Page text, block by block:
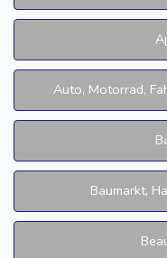
Auto, Motorrad,
Baumarkt,